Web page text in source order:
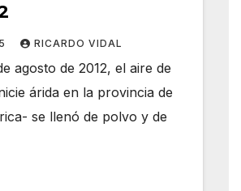
RICARDO VIDAL
agosto de 2012, el aire de
árida en la provincia de
se llenó de polvo y de